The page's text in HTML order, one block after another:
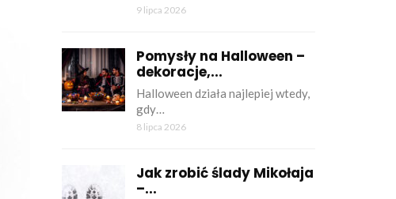
9 lipca 2026
Pomysły na Halloween –
dekoracje,...
Halloween działa najlepiej wtedy,
gdy…
8 lipca 2026
Jak zrobić ślady Mikołaja
–...